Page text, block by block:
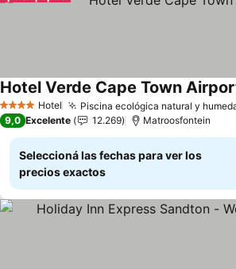
4 EstrellasHotel Piscina ecológica natural y
Hotel Verde Cape Town
9,0 Excelente 12.269 Matroosfontein
Seleccioná las fechas para ver los
precios exactos